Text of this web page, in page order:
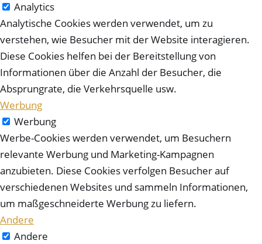
Analytics
Analytische Cookies werden verwendet, um zu
verstehen, wie Besucher mit der Website interagieren.
Diese Cookies helfen bei der Bereitstellung von
Informationen über die Anzahl der Besucher, die
Absprungrate, die Verkehrsquelle usw.
Werbung
Werbung
Werbe-Cookies werden verwendet, um Besuchern
relevante Werbung und Marketing-Kampagnen
anzubieten. Diese Cookies verfolgen Besucher auf
verschiedenen Websites und sammeln Informationen,
um maßgeschneiderte Werbung zu liefern.
Andere
Andere